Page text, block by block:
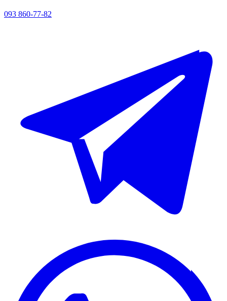
093 860-77-82